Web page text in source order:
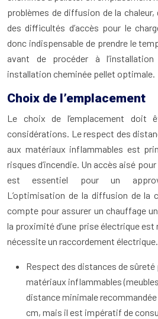
problèmes de diffusion de la chaleur,
des difficultés d’accès pour le
donc indispensable de prendre le
avant de procéder à
installation cheminée pellet optimale.
Choix de l’emplacement
Le choix de l’emplacement doit
considérations. Le respect des
aux matériaux inflammables est
risques d’incendie. Un accès aisé
est essentiel pour un
L’optimisation de la diffusion de la
compte pour assurer un chauffage
la proximité d’une prise électrique
nécessite un raccordement électrique.
Respect des distances de
matériaux inflammables
distance minimale
cm, mais il est impératif de